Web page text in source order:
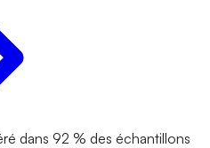
dans 92 % des échantillons